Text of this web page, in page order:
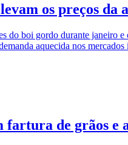
os preços
do boi gordo durante janeiro
aquecida nos
de grãos